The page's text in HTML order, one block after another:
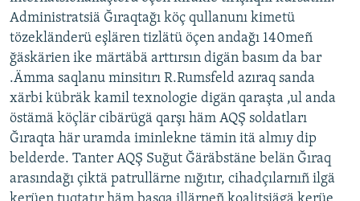
Administratsiä Ğıraqtağı köç qullanunı kimetü
tözekländerü eşlären tizlätü öçen andağı 140meñ
ğäskärien ike märtäbä arttırsın digän basım da bar
.Ämma saqlanu minsitırı R.Rumsfeld azıraq sanda
xärbi kübräk kamil texnologie digän qaraşta ,ul anda
östämä köçlär cibärügä qarşı häm AQŞ soldatları
Ğıraqta här uramda iminlekne tämin itä almıy dip
belderde. Tanter AQŞ Suğut Ğäräbstäne belän Ğıraq
arasındağı çiktä patrullärne nığıtır, cihadçılarnıñ ilgä